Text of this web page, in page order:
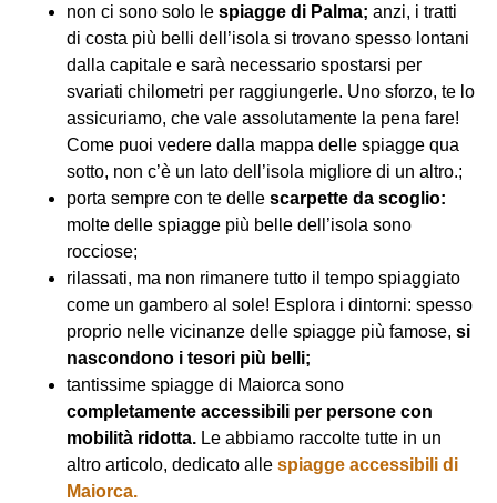
non ci sono solo le spiagge di Palma; anzi, i tratti
di costa più belli dell’isola si trovano spesso lontani
dalla capitale e sarà necessario spostarsi per
svariati chilometri per raggiungerle. Uno sforzo, te lo
assicuriamo, che vale assolutamente la pena fare!
Come puoi vedere dalla mappa delle spiagge qua
sotto, non c’è un lato dell’isola migliore di un altro.;
porta sempre con te delle scarpette da scoglio:
molte delle spiagge più belle dell’isola sono
rocciose;
rilassati, ma non rimanere tutto il tempo spiaggiato
come un gambero al sole! Esplora i dintorni: spesso
proprio nelle vicinanze delle spiagge più famose, si
nascondono i tesori più belli;
tantissime spiagge di Maiorca sono
completamente accessibili per persone con
mobilità ridotta. Le abbiamo raccolte tutte in un
altro articolo, dedicato alle spiagge accessibili di
Maiorca.